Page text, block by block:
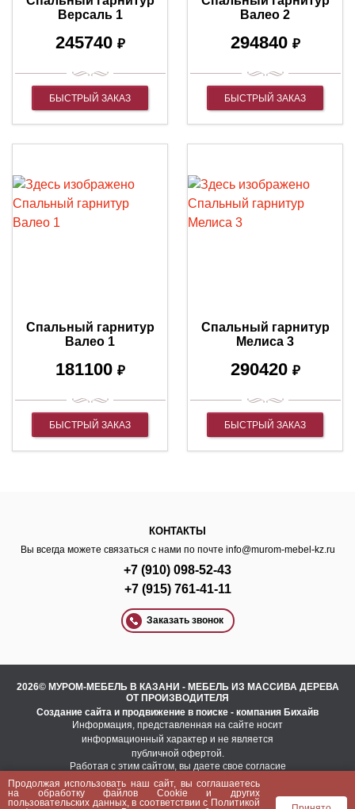
Версаль 1
245740 ₽
БЫСТРЫЙ ЗАКАЗ
Валео 2
294840 ₽
БЫСТРЫЙ ЗАКАЗ
Спальный гарнитур
Валео 1
181100 ₽
БЫСТРЫЙ ЗАКАЗ
Спальный гарнитур
Мелиса 3
290420 ₽
БЫСТРЫЙ ЗАКАЗ
КОНТАКТЫ
Вы всегда можете связаться с нами по почте info@murom-mebel-kz.ru
+7 (910) 098-52-43
+7 (915) 761-41-11
Заказать звонок
2026© МУРОМ-МЕБЕЛЬ В КАЗАНИ - МЕБЕЛЬ ИЗ МАССИВА ДЕРЕВА
ОТ ПРОИЗВОДИТЕЛЯ
Создание сайта и продвижение в поиске - компания Бихайв
Информация, представленная на сайте носит
информационный характер и не является
публичной офертой.
Работая с этим сайтом, вы даете свое согласие
на использование файлов cookie.
Это необходимо для нормального
функционирования сайта и анализа трафика.
Продолжая использовать наш сайт, вы соглашаетесь
на обработку файлов Сookie и других
пользовательских данных, в соответствии с Политикой